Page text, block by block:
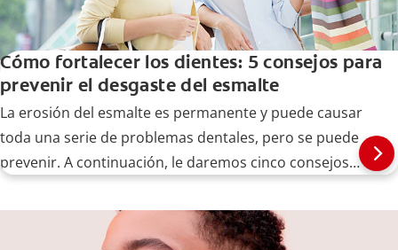
Cómo fortalecer los dientes: 5 consejos para
prevenir el desgaste del esmalte
La erosión del esmalte es permanente y puede causar
toda una serie de problemas dentales, pero se puede
prevenir. A continuación, le daremos cinco consejos